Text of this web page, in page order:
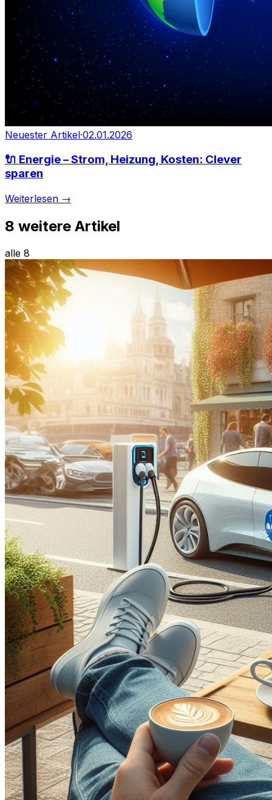
Neuester Artikel·02.01.2026
🔌 Energie – Strom, Heizung, Kosten: Clever
sparen
Weiterlesen →
8 weitere Artikel
alle 8